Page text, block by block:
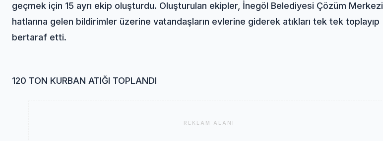
geçmek için 15 ayrı ekip oluşturdu. Oluşturulan ekipler, İnegöl Belediyesi Çözüm Merkezi
hatlarına gelen bildirimler üzerine vatandaşların evlerine giderek atıkları tek tek toplayıp
bertaraf etti.
120 TON KURBAN ATIĞI TOPLANDI
REKLAM ALANI